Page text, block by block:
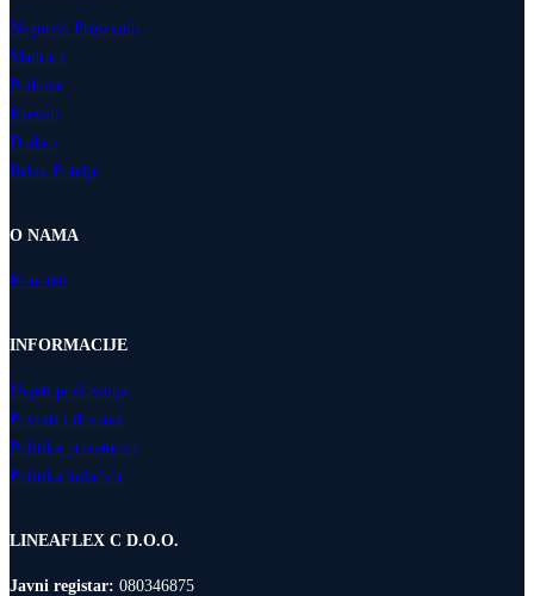
Negorivi Proizvodi
Madraci
Podnice
Kreveti
Dodaci
Relax Fotelje
O NAMA
Kontakti
INFORMACIJE
Uvjeti poslovanja
Povrati i dostava
Politika privatnosti
Politika kolačića
LINEAFLEX C D.O.O.
Javni registar: 080346875